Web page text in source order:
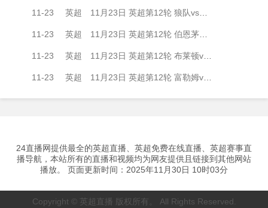
11-23 英超 11月23日 英超第12轮 狼队vs水晶宫 全场录像
11-23 英超 11月23日 英超第12轮 伯恩茅斯vs西汉姆联 全场录像
11-23 英超 11月23日 英超第12轮 布莱顿vs布伦特福德 全场录像
11-23 英超 11月23日 英超第12轮 富勒姆vs桑德兰 全场录像
24直播网提供最全的英超直播、英超免费在线直播、英超赛事直
播导航，本站所有的直播和视频均为网友提供且链接到其他网站
播放。 页面更新时间：2025年11月30日 10时03分
Copyright © 英超直播 版权所有。 All Rights Reserved.